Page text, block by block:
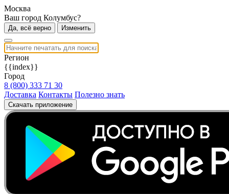
Москва
Ваш город Колумбус?
Да, всё верно Изменить
Регион
{{index}}
Город
8 (800) 333 71 30
Доставка Контакты Полезно знать
Скачать приложение